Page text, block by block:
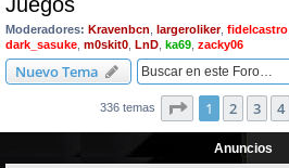
Moderadores: Kravenbcn largeroliker, fidelcastro
dark_sasuke m0skit0 LnD ka69 zacky06
Nuevo Tema
336 temas Página de 14
1 2 3 4
Anuncios